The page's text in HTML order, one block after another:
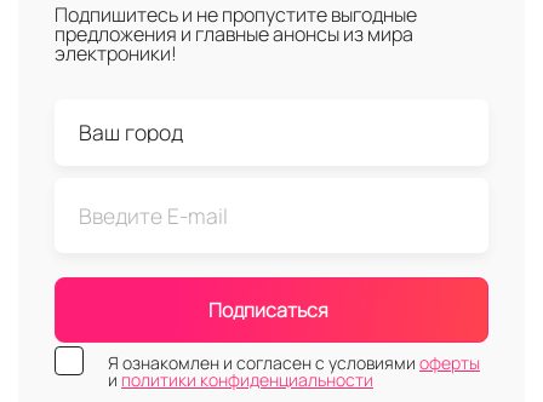
Подпишитесь и не пропустите выгодные
предложения и главные анонсы из мира
электроники!
Подписаться
Я ознакомлен и согласен с условиями оферты
и политики конфиденциальности